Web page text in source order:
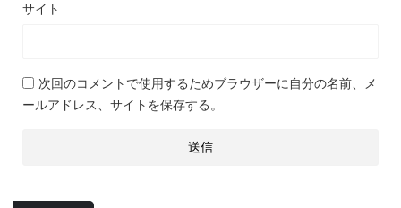
サイト
次回のコメントで使用するためブラウザーに自分の名前、メ
ールアドレス、サイトを保存する。